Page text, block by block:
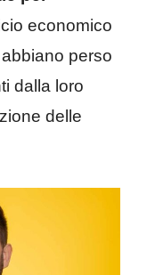
economico
perso
dalla loro
delle